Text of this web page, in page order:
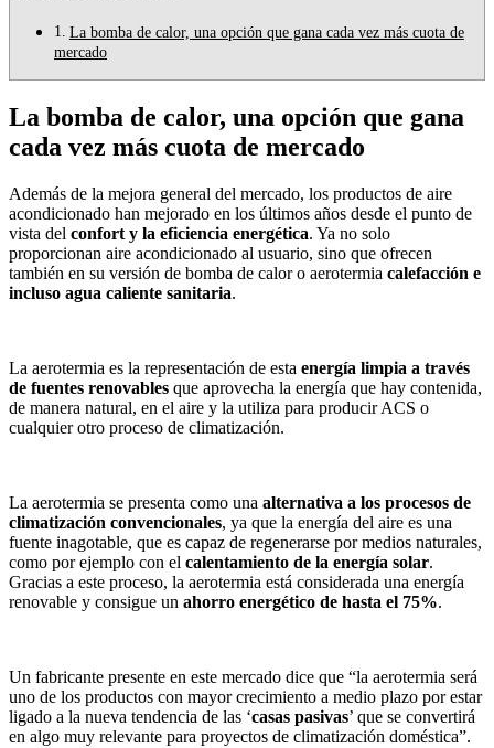
La bomba de calor, una opción que gana cada vez más cuota de
mercado
La bomba de calor, una opción que gana
cada vez más cuota de mercado
Además de la mejora general del mercado, los productos de aire
acondicionado han mejorado en los últimos años desde el punto de
vista del confort y la eficiencia energética. Ya no solo
proporcionan aire acondicionado al usuario, sino que ofrecen
también en su versión de bomba de calor o aerotermia calefacción e
incluso agua caliente sanitaria.
La aerotermia es la representación de esta energía limpia a través
de fuentes renovables que aprovecha la energía que hay contenida,
de manera natural, en el aire y la utiliza para producir ACS o
cualquier otro proceso de climatización.
La aerotermia se presenta como una alternativa a los procesos de
climatización convencionales, ya que la energía del aire es una
fuente inagotable, que es capaz de regenerarse por medios naturales,
como por ejemplo con el calentamiento de la energía solar.
Gracias a este proceso, la aerotermia está considerada una energía
renovable y consigue un ahorro energético de hasta el 75%.
Un fabricante presente en este mercado dice que “la aerotermia será
uno de los productos con mayor crecimiento a medio plazo por estar
ligado a la nueva tendencia de las ‘casas pasivas’ que se convertirá
en algo muy relevante para proyectos de climatización doméstica”.